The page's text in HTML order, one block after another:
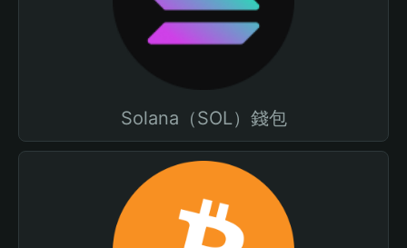
Solana（SOL）錢包